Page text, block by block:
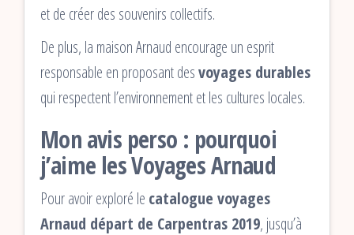
et de créer des souvenirs collectifs.
De plus, la maison Arnaud encourage un esprit
responsable en proposant desvoyages durables
qui respectent l’environnement et les cultures locales.
Mon avis perso : pourquoi
j’aime les Voyages Arnaud
Pour avoir exploré le catalogue voyages
Arnaud départ de Carpentras 2019, jusqu’à